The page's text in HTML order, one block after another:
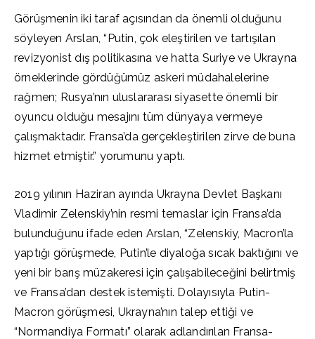
Görüşmenin iki taraf açısından da önemli olduğunu
söyleyen Arslan, “Putin, çok eleştirilen ve tartışılan
revizyonist dış politikasına ve hatta Suriye ve Ukrayna
örneklerinde gördüğümüz askeri müdahalelerine
rağmen; Rusya’nın uluslararası siyasette önemli bir
oyuncu olduğu mesajını tüm dünyaya vermeye
çalışmaktadır. Fransa’da gerçekleştirilen zirve de buna
hizmet etmiştir.” yorumunu yaptı.
2019 yılının Haziran ayında Ukrayna Devlet Başkanı
Vladimir Zelenskiy’nin resmi temaslar için Fransa’da
bulunduğunu ifade eden Arslan, “Zelenskiy, Macron’la
yaptığı görüşmede, Putin’le diyaloğa sıcak baktığını ve
yeni bir barış müzakeresi için çalışabileceğini belirtmiş
ve Fransa’dan destek istemişti. Dolayısıyla Putin-
Macron görüşmesi, Ukrayna’nın talep ettiği ve
“Normandiya Formatı” olarak adlandırılan Fransa-